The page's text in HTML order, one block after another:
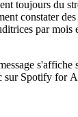
toujours du
constater des
par mois
s'affiche
sur Spotify for